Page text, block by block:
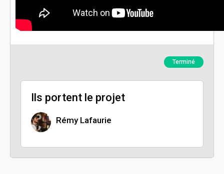
Terminé
Ils portent le projet
Rémy Lafaurie